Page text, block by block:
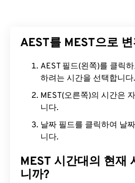
AEST를 MEST으로
AEST 필드(왼쪽)를 클릭
하려는 시간을 선택합니다.
MEST(오른쪽)의 시간은
니다.
날짜 필드를 클릭하여 날
니다.
MEST 시간대의 현재
니까?